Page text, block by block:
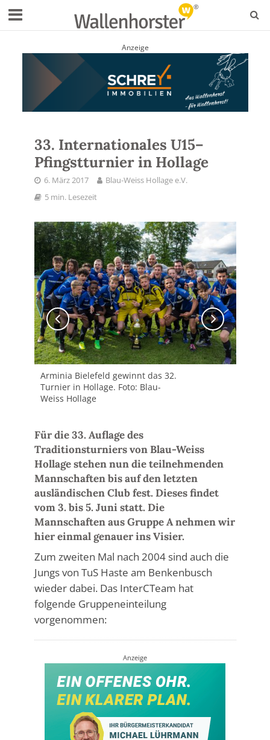
Anzeige
33. Internationales U15–
Pfingstturnier in Hollage
6. März 2017
Blau-Weiss Hollage e.V.
5 min. Lesezeit
Arminia Bielefeld gewinnt das 32.
Turnier in Hollage. Foto: Blau-
Weiss Hollage
Für die 33. Auflage des
Traditionsturniers von Blau-Weiss
Hollage stehen nun die teilnehmenden
Mannschaften bis auf den letzten
ausländischen Club fest. Dieses findet
vom 3. bis 5. Juni statt. Die
Mannschaften aus Gruppe A nehmen wir
hier einmal genauer ins Visier.
Zum zweiten Mal nach 2004 sind auch die
Jungs von TuS Haste am Benkenbusch
wieder dabei. Das InterCTeam hat
folgende Gruppeneinteilung
vorgenommen:
Anzeige